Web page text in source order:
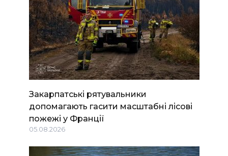
Закарпатські рятувальники
допомагають гасити масштабні лісові
пожежі у Франції
05.08.2026